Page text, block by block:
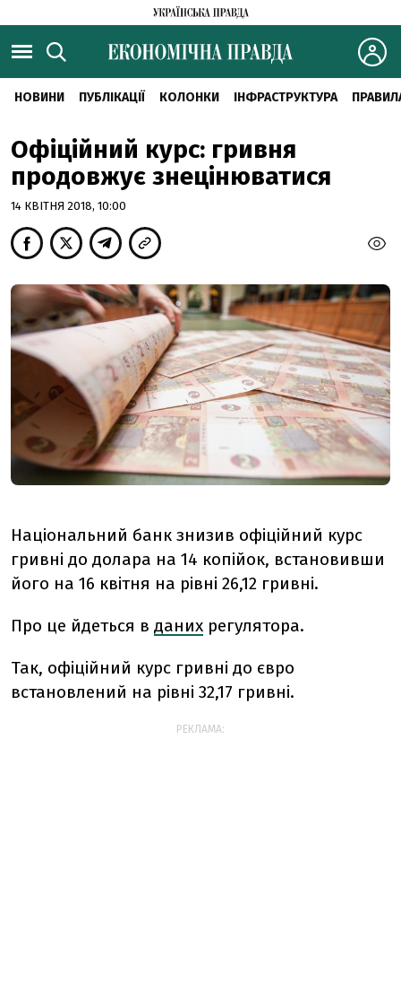
НОВИНИ ПУБЛІКАЦІЇ КОЛОНКИ ІНФРАСТРУКТУРА
Офіційний курс: гривня
продовжує знецінюватися
14 КВІТНЯ 2018, 10:00
Національний банк знизив офіційний курс
гривні до долара на 14 копійок, встановивши
його на 16 квітня на рівні 26,12 гривні.
Про це йдеться в даних регулятора.
Так, офіційний курс гривні до євро
встановлений на рівні 32,17 гривні.
РЕКЛАМА: